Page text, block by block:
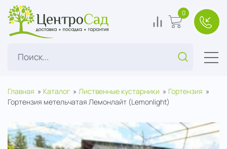
ЦентроСад
Поиск...
0 В корзину
0
Главная Каталог Лиственные кустарники
Гортензия
Гортензия метельчатая Лемонлайт (Lemonlight)